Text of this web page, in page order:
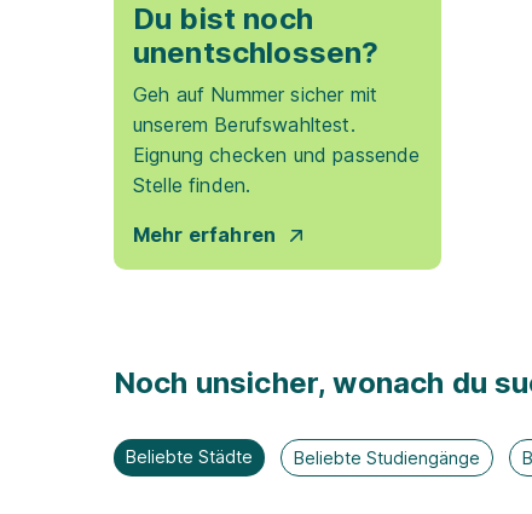
Du bist noch
unentschlossen?
Geh auf Nummer sicher mit
unserem Berufswahltest.
Eignung checken und passende
Stelle finden.
Mehr erfahren
Noch unsicher, wonach du
Beliebte Städte Beliebte Studiengänge